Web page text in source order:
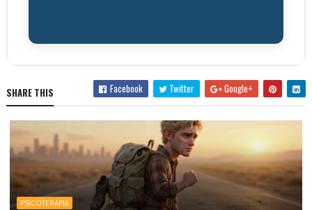
SHARE THIS Facebook Twitter Google+
PSICOTERAPIA